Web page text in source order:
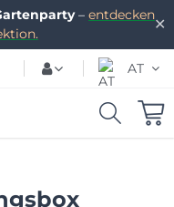
✕
– entdecken
AT